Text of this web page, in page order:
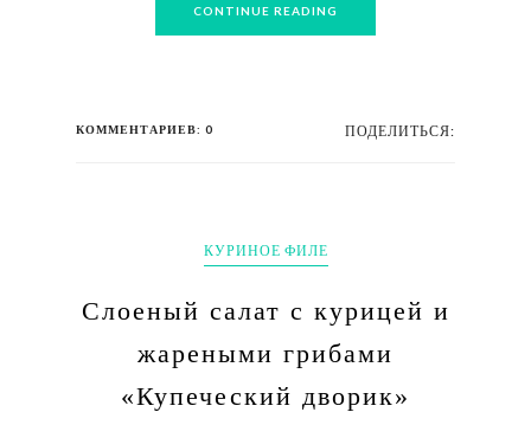
CONTINUE READING
КОММЕНТАРИЕВ: 0 ПОДЕЛИТЬСЯ:
КУРИНОЕ ФИЛЕ
Слоеный салат с курицей и
жареными грибами
«Купеческий дворик»